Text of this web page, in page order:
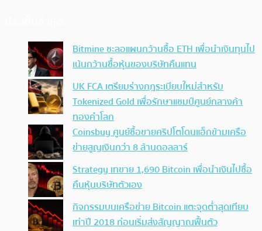
Bitmine ชะลอแผนกว้านซื้อ ETH เพื่อนำเงินทุนไป
เน้นกว้านซื้อหุ้นของบริษัทคืนแทน
UK FCA เตรียมร่างกฎระเบียบใหม่สำหรับ
Tokenized Gold เพื่อรักษาแชมป์ศูนย์กลางค้า
ทองคำโลก
Coinsbuy ศูนย์ซื้อขายคริปโตโดนแฮ็กข้ามเครือ
ข่ายสูญเงินกว่า 8 ล้านดอลลาร์
Strategy เทขาย 1,690 Bitcoin เพื่อนำเงินไปซื้อ
คืนหุ้นบริษัทตัวเอง
กิจกรรมบนเครือข่าย Bitcoin แตะจุดต่ำสุดเทียบ
เท่าปี 2018 ก่อนเริ่มส่งสัญญาณฟื้นตัว